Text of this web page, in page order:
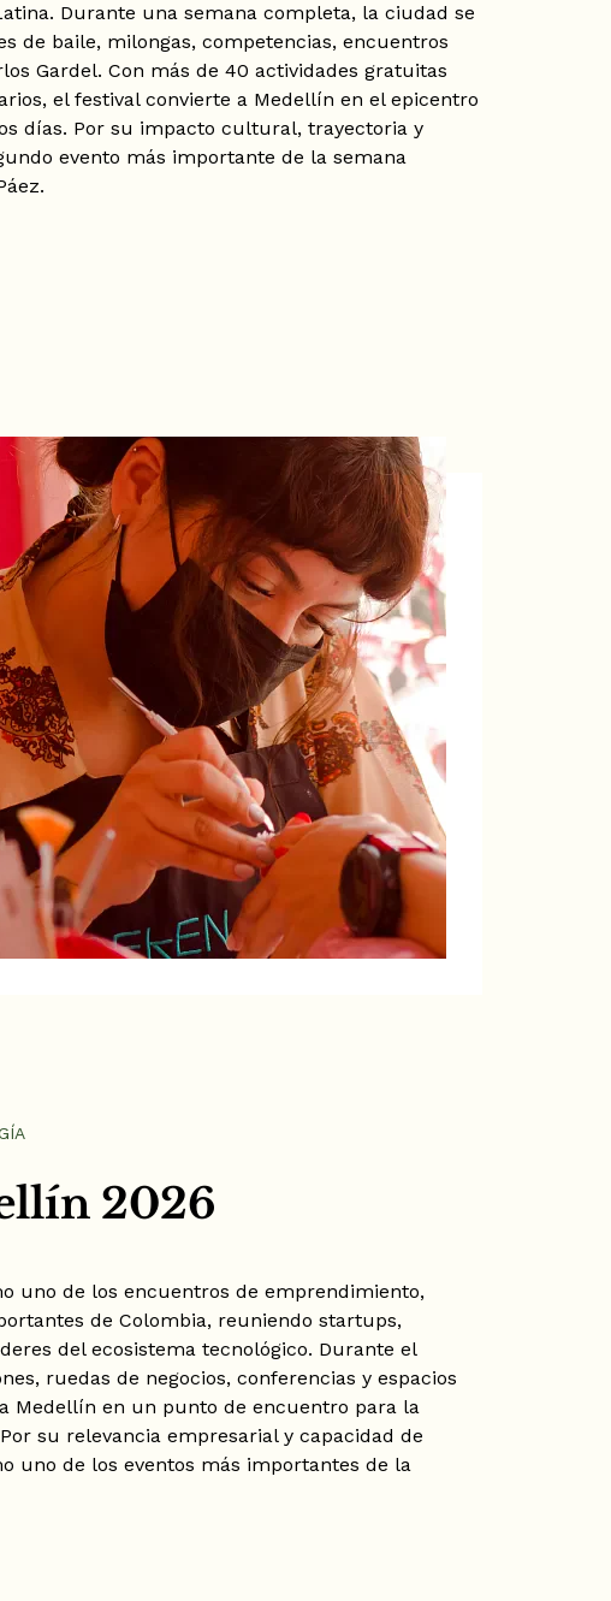
Durante una semana completa, la ciudad se
de baile, milongas, competencias, encuentros
Gardel. Con más de 40 actividades gratuitas
el festival convierte a Medellín en el epicentro
días. Por su impacto cultural, trayectoria y
evento más importante de la semana
Medellín
2026
uno de los encuentros de emprendimiento,
de Colombia, reuniendo startups,
del ecosistema tecnológico. Durante el
ruedas de negocios, conferencias y espacios
Medellín en un punto de encuentro para la
su relevancia empresarial y capacidad de
uno de los eventos más importantes de la